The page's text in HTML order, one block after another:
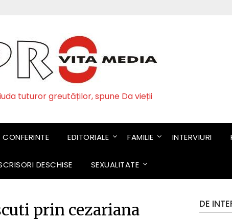
tuturor greutăților, spune Da vieții
CONFERINTE EDITORIALE FAMILIE INTERVIURI
DESCHISE SEXUALITATE
prin cezariana DE